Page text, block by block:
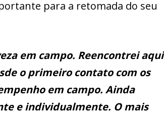
para a retomada do seu
em campo. Reencontrei aqui
o primeiro contato com os
em campo. Ainda
e individualmente. O mais